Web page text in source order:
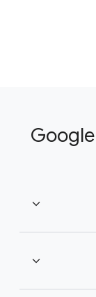
أهم الأسئلة حول أسعار Google
expand_more
expand_more